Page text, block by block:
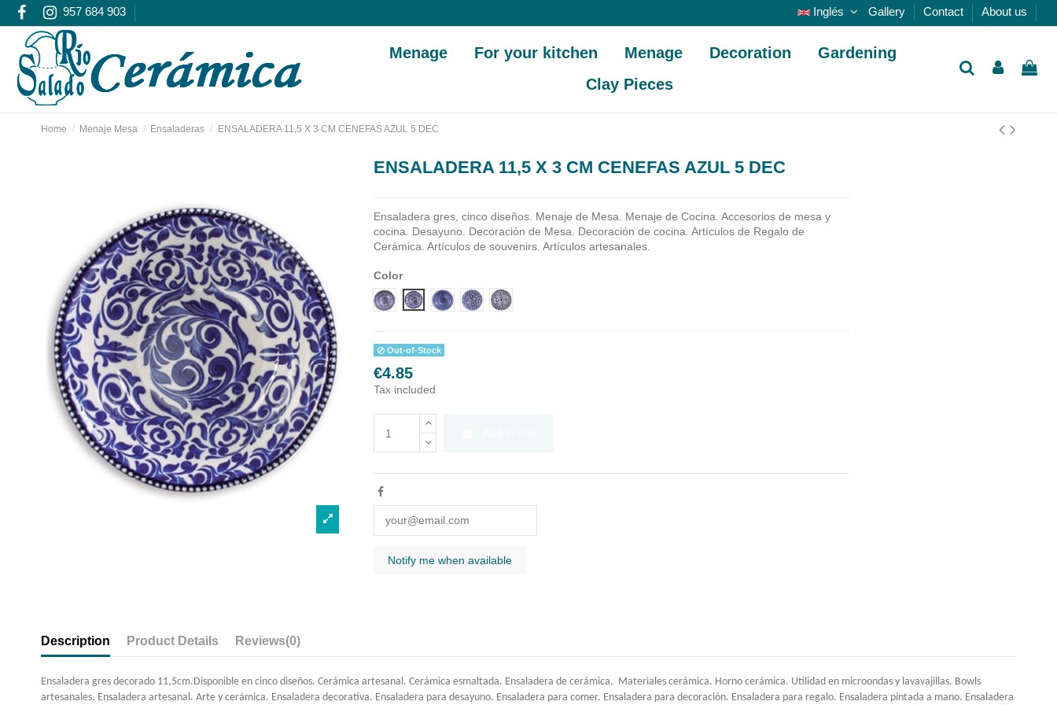
957 684 903 Inglés Gallery Contact About us
Menage For your kitchen Menage Decoration
Gardening
Clay Pieces
Home Menaje Mesa Ensaladeras ENSALADERA 11,5 X 3 CM CENEFAS AZUL 5 DEC
ENSALADERA 11,5 X 3 CM CENEFAS AZUL 5 DEC
Ensaladera gres, cinco diseños. Menaje de Mesa. Menaje de Cocina. Accesorios de mesa y
cocina. Desayuno. Decoración de Mesa. Decoración de cocina. Artículos de Regalo de
Cerámica. Artículos de souvenirs. Artículos artesanales.
Color
Diseño 1Diseño 2Diseño 3Diseño 4Diseño 5
Out-of-Stock
€4.85
Tax included
Description Product Details Reviews(0)
Ensaladera gres decorado 11,5cm.Disponible en cinco diseños. Cerámica artesanal. Cerámica esmaltada. Ensaladera de cerámica. Materiales cerámica. Horno cerámica. Utilidad en microondas y lavavajillas. Bowls
artesanales. Ensaladera artesanal. Arte y cerámica. Ensaladera decorativa. Ensaladera para desayuno. Ensaladera para comer. Ensaladera para decoración. Ensaladera para regalo. Ensaladera pintada a mano. Ensaladera